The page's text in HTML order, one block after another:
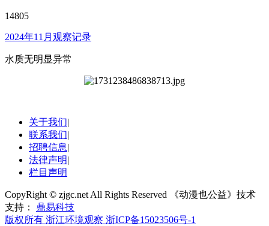
14805
2024年11月观察记录
水质无明显异常
关于我们|
联系我们|
招聘信息|
法律声明|
栏目声明
CopyRight © zjgc.net All Rights Reserved 《动漫也公益》技术
支持： 鼎易科技
版权所有 浙江环境观察 浙ICP备15023506号-1